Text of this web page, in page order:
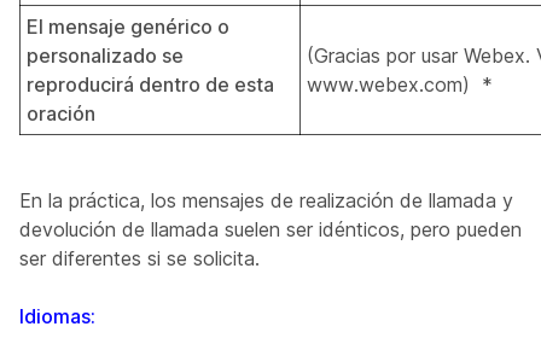
El mensaje genérico o
personalizado se
reproducirá dentro de esta
oración
(Gracias por usar
www.webex.com) *
En la práctica, los mensajes de realización de llamada y
devolución de llamada suelen ser idénticos, pero pueden
ser diferentes si se solicita.
Idiomas: